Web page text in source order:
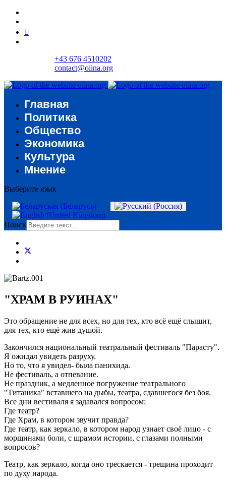
+43 676 4510202
contact@oiina.org
Главная
Политика
Общество
Экономика
Культура
Мнение
Выберите язык
Поиск
"ХРАМ В РУИНАХ"
Это обращение не для всех, но для тех, кто всё ещё слышит,
для тех, кто ещё жив душой.
Закончился национальный театральный фестиваль "Парасту".
Я ожидал увидеть разруху.
Но то, что я увидел- была панихида.
Не фестиваль, а отпевание.
Не праздник, а медленное погружение театрального
"Титаника" вставшего на дыбы, театра, сдавшегося без боя.
Все дни вестиваля я задавался вопросом:
Где театр?
Где Храм, в котором звучит правда?
Где театр, как зеркало, в котором народ узнает своё лицо - с
морщинами боли, с шрамом истории, с глазами полными
вопросов?
Театр, как зеркало, когда оно трескается - трещина проходит
по духу народа.